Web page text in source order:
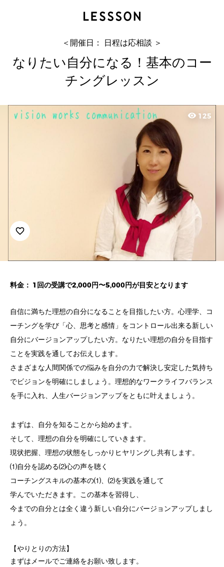
なりたい自分になる！基本のコーチングレッスン
＜開催日： 日程は応相談 ＞
なりたい自分になる！基本のコー
チングレッスン
visibility 125
favorite_border
料金： 1回の受講で2,000円〜5,000円が目安となります
自信に満ちた理想の自分になることを目指したい方。心理学、コ
ーチングを学び「心、思考と感情」をコントロール出来る新しい
自分にバージョンアップしたい方。なりたい理想の自分を目指す
ことを実践を通してお伝えします。
さまざまな人間関係での悩みを自分の力で解決し安定した気持ち
でビジョンを明確にしましょう。理想的なワークライフバランス
を手に入れ、人生バージョンアップをともに叶えましょう。
まずは、自分を知ることから始めます。
そして、理想の自分を明確にしていきます。
現状把握、理想の状態をしっかりヒヤリングし共有します。
⑴自分を認める⑵心の声を聴く
コーチングスキルの基本の⑴、⑵を実践を通して
学んでいただきます。この基本を習得し、
今までの自分とは全く違う新しい自分にバージョンアップしまし
ょう。
【やりとりの方法】
まずはメールでご連絡をお願い致します。